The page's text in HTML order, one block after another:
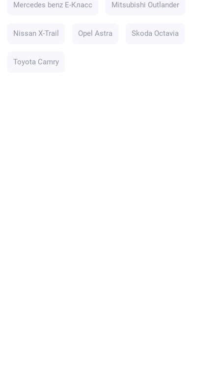
Mercedes benz E-Класс Mitsubishi Outlander
Nissan X-Trail Opel Astra Skoda Octavia
Toyota Camry